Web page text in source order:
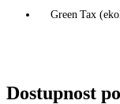
Green Tax
Dostupnost